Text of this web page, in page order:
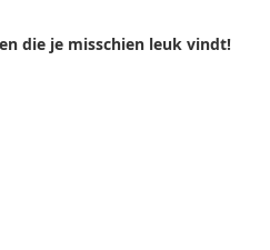
die je misschien leuk vindt!